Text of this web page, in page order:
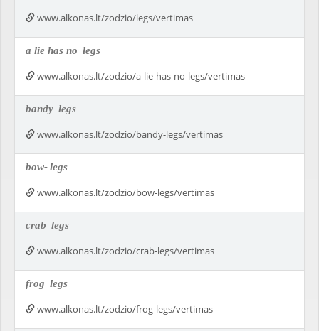
www.alkonas.lt/zodzio/legs/vertimas
a lie has no legs
www.alkonas.lt/zodzio/a-lie-has-no-legs/vertimas
bandy legs
www.alkonas.lt/zodzio/bandy-legs/vertimas
bow-legs
www.alkonas.lt/zodzio/bow-legs/vertimas
crab legs
www.alkonas.lt/zodzio/crab-legs/vertimas
frog legs
www.alkonas.lt/zodzio/frog-legs/vertimas